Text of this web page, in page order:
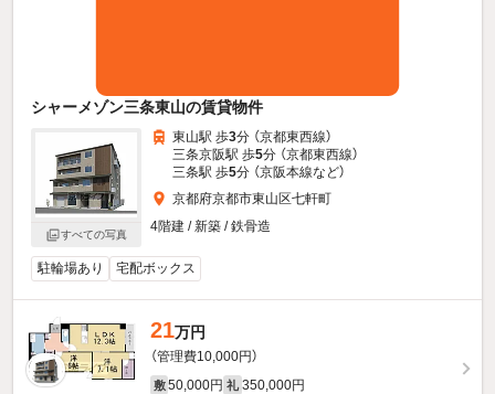
シャーメゾン三条東山の賃貸物件
すべての写真
東山駅 歩3分 （京都東西線）
三条京阪駅 歩5分 （京都東西線）
三条駅 歩5分 （京阪本線など）
京都府京都市東山区七軒町
4階建 / 新築 / 鉄骨造
駐輪場あり 宅配ボックス
21万円
（管理費10,000円）
敷 50,000円 礼 350,000円